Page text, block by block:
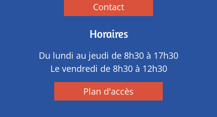
Contact
Horaires
Du lundi au jeudi de 8h30 à 17h30
Le vendredi de 8h30 à 12h30
Plan d'accès